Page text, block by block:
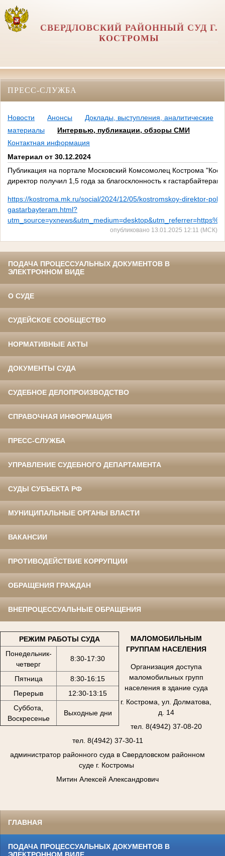
СВЕРДЛОВСКИЙ РАЙОННЫЙ СУД Г.
КОСТРОМЫ
ПРЕСС-СЛУЖБА
Новости Анонсы
Доклады, выступления, аналитические
материалы
Интервью, публикации, обзоры СМИ
Контактная информация
Материал от 30.12.2024
Публикация на портале Московский Комсомолец Кострома
директор получил 1,5 года за благосклонность к гастарбайтерам"
https://kostroma.mk.ru/social/2024/12/05/kostromskoy-direktor-
gastarbayteram.html?
опубликовано 13.01.2025 12:11 (МСК)
ПОДАЧА ПРОЦЕССУАЛЬНЫХ ДОКУМЕНТОВ В
ЭЛЕКТРОННОМ ВИДЕ
О СУДЕ
СУДЕЙСКОЕ СООБЩЕСТВО
НОРМАТИВНЫЕ АКТЫ
ДОКУМЕНТЫ СУДА
СУДЕБНОЕ ДЕЛОПРОИЗВОДСТВО
СПРАВОЧНАЯ ИНФОРМАЦИЯ
ПРЕСС-СЛУЖБА
УПРАВЛЕНИЕ СУДЕБНОГО ДЕПАРТАМЕНТА
СУДЫ СУБЪЕКТА РФ
МУНИЦИПАЛЬНЫЕ ОРГАНЫ ВЛАСТИ
ВАКАНСИИ
ПРОТИВОДЕЙСТВИЕ КОРРУПЦИИ
ОБРАЩЕНИЯ ГРАЖДАН
ВНЕПРОЦЕССУАЛЬНЫЕ ОБРАЩЕНИЯ
РЕЖИМ РАБОТЫ СУДА
Понедельник-
четверг
8:30-17:30
Пятница
8:30-16:15
Перерыв
12:30-13:15
Суббота,
Воскресенье
Выходные дни
МАЛОМОБИЛЬНЫМ
ГРУППАМ НАСЕЛЕНИЯ
Организация доступа
маломобильных групп
населения в здание суда
г. Кострома, ул. Долматова,
д. 14
тел. 8(4942) 37-08-20
тел. 8(4942) 37-30-11
администратор районного суда в Свердловском районном
суде г. Костромы
Митин Алексей Александрович
ГЛАВНАЯ
ПОДАЧА ПРОЦЕССУАЛЬНЫХ ДОКУМЕНТОВ В